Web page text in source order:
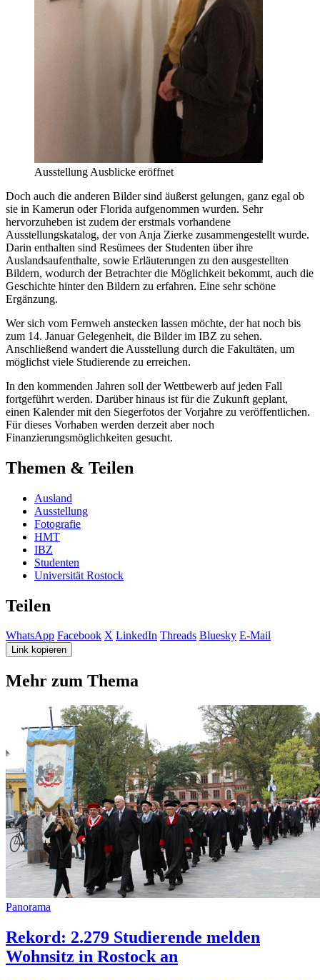
Ausstellung Ausblicke eröffnet
Doch auch die anderen Bilder sind äußerst gelungen, ganz egal ob
sie in Kamerun oder Florida aufgenommen wurden. Sehr
hervorzuheben ist zudem der erstmals vorhandene
Ausstellungskatalog, der von Anja Zierke zusammengestellt wurde.
Darin enthalten sind Resümees der Studenten über ihre
Auslandsaufenthalte, sowie Erläuterungen zu den ausgestellten
Bildern, wodurch der Betrachter die Möglichkeit bekommt, auch die
Geschichte hinter den Bildern zu erfahren. Eine sehr schöne
Ergänzung.
Wer sich vom Fernweh anstecken lassen möchte, der hat noch bis
zum 14. Januar Gelegenheit, die Bilder im IBZ zu sehen.
Anschließend wandert die Ausstellung durch die Fakultäten, um
möglichst viele Studierende zu erreichen.
In den kommenden Jahren soll der Wettbewerb auf jeden Fall
fortgeführt werden. Darüber hinaus ist für die Zukunft geplant,
einen Kalender mit den Siegerfotos der Vorjahre zu veröffentlichen.
Für dieses Vorhaben werden derzeit aber noch
Finanzierungsmöglichkeiten gesucht.
Themen & Teilen
Ausland
Ausstellung
Fotografie
HMT
IBZ
Studenten
Universität Rostock
Teilen
WhatsApp Facebook X LinkedIn Threads Bluesky E-Mail
Link kopieren
Mehr zum Thema
Panorama
Rekord: 2.279 Studierende melden
Wohnsitz in Rostock an